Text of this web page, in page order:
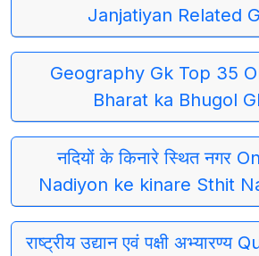
Janjatiyan Related
Geography Gk Top 35
Bharat ka Bhugol
नदियों के किनारे स्थित नगर
Nadiyon ke kinare Sthit
राष्ट्रीय उद्यान एवं पक्षी